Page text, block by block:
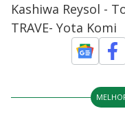
Kashiwa Reysol -
TRAVE- Yota Komi